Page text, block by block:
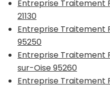
Entreprise Traitement
21130
Entreprise Traitement
95250
Entreprise Traitement
sur-Oise 95260
Entreprise Traitement